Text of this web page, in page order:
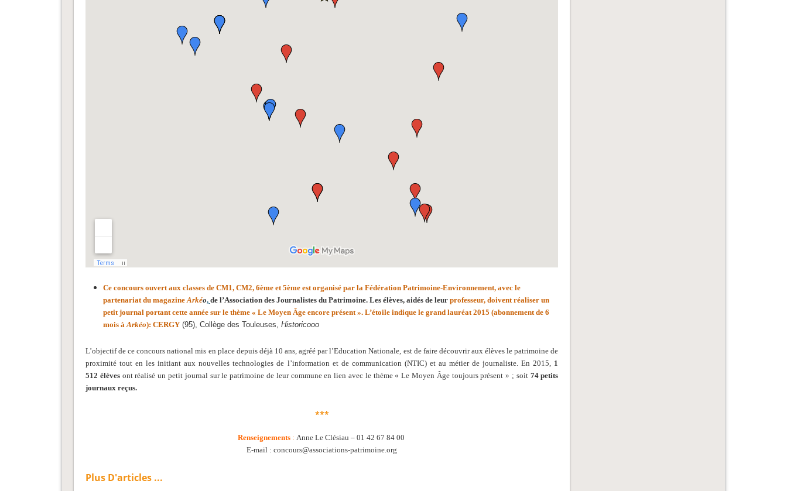
Ce concours ouvert aux classes de CM1, CM2, 6ème et 5èmeest organisé par la Fédération Patrimoine-Environnement, avec le
partenariat du magazine Arkéo, de l’Association des Journalistes du Patrimoine. Les élèves, aidés de leurprofesseur, doivent réaliser un
petit journal portant cette année sur le thème « Le Moyen Âge encore présent ». L’étoileindique le grand lauréat 2015 (abonnement de 6
mois à Arkéo): CERGY(95), Collège des Touleuses, Historicooo
L’objectif de ce concours national mis en place depuis déjà 10 ans, agréé par l’Education Nationale, est de faire découvrir aux élèves le patrimoine de
proximité tout en les initiant aux nouvelles technologies de l’information et de communication (NTIC) et au métier de journaliste. En 2015, 1
512 élèvesont réalisé un petit journal sur le patrimoine de leur commune en lien avec le thème « Le Moyen Âge toujours présent » ; soit 74 petits
journaux reçus.
***
Renseignements: Anne Le Clésiau – 01 42 67 84 00
E-mail : concours@associations-patrimoine.org
Plus D'articles ...